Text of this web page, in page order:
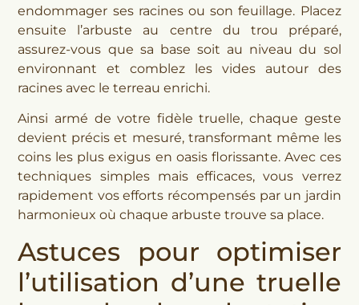
endommager ses racines ou son feuillage. Placez
ensuite l’arbuste au centre du trou préparé,
assurez-vous que sa base soit au niveau du sol
environnant et comblez les vides autour des
racines avec le terreau enrichi.
Ainsi armé de votre fidèle truelle, chaque geste
devient précis et mesuré, transformant même les
coins les plus exigus en oasis florissante. Avec ces
techniques simples mais efficaces, vous verrez
rapidement vos efforts récompensés par un jardin
harmonieux où chaque arbuste trouve sa place.
Astuces pour optimiser
l’utilisation d’une truelle